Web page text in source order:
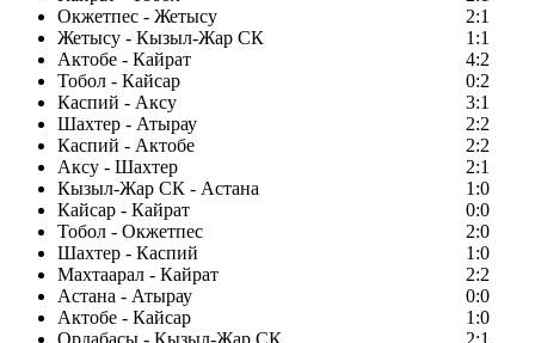
Окжетпес - Жетысу
2:1
Жетысу - Кызыл-Жар СК
1:1
Актобе - Кайрат
4:2
Тобол - Кайсар
0:2
Каспий - Аксу
3:1
Шахтер - Атырау
2:2
Каспий - Актобе
2:2
Аксу - Шахтер
2:1
Кызыл-Жар СК - Астана
1:0
Кайсар - Кайрат
0:0
Тобол - Окжетпес
2:0
Шахтер - Каспий
1:0
Махтаарал - Кайрат
2:2
Астана - Атырау
0:0
Актобе - Кайсар
1:0
Ордабасы - Кызыл-Жар СК
2:1